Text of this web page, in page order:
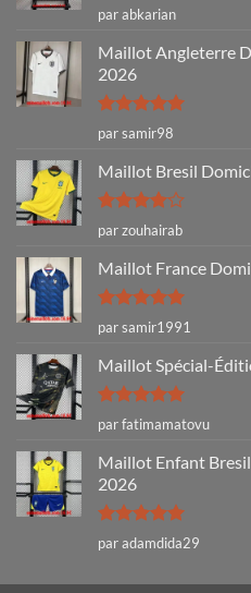
Note5sur
5
par abkarian
Maillot Angleterre
2026
Note5sur
5
par samir98
Maillot Bresil
Note4
sur 5
par zouhairab
Maillot France
Note5sur
5
par samir1991
Maillot Spécial-
Note5sur
5
par fatimamatovu
Maillot Enfant
2026
Note5sur
5
par adamdida29